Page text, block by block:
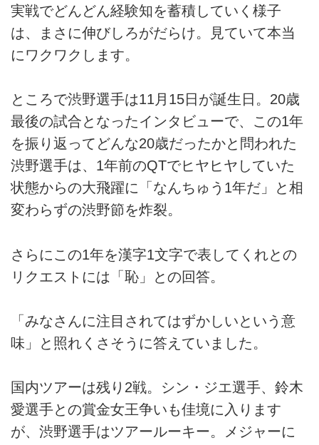
実戦でどんどん経験知を蓄積していく様子
は、まさに伸びしろがだらけ。見ていて本当
にワクワクします。
ところで渋野選手は11月15日が誕生日。20歳
最後の試合となったインタビューで、この1年
を振り返ってどんな20歳だったかと問われた
渋野選手は、1年前のQTでヒヤヒヤしていた
状態からの大飛躍に「なんちゅう1年だ」と相
変わらずの渋野節を炸裂。
さらにこの1年を漢字1文字で表してくれとの
リクエストには「恥」との回答。
「みなさんに注目されてはずかしいという意
味」と照れくさそうに答えていました。
国内ツアーは残り2戦。シン・ジエ選手、鈴木
愛選手との賞金女王争いも佳境に入ります
が、渋野選手はツアールーキー。メジャーに